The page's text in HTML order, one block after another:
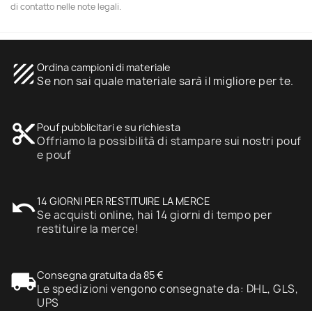
di contatto nelle note legali.
texture Ordina campioni di materiale
Se non sai quale materiale sarà il migliore per te.
content_cut Pouf pubblicitari e su richiesta
Offriamo la possibilità di stampare sui nostri pouf
e pouf
undo14 GIORNI PER RESTITUIRE LA MERCE
Se acquisti online, hai 14 giorni di tempo per
restituire la merce!
local_shippingConsegna gratuita da 85 €
Le spedizioni vengono consegnate da: DHL, GLS,
UPS